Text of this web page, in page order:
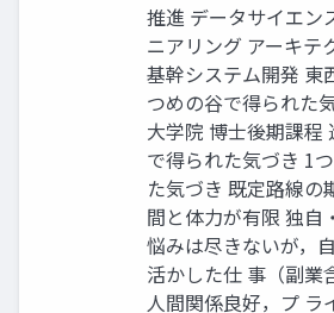
推進 データサイエン
ニアリング アーキテ
基幹システム開発 東
つめの谷で得られた
大学院 博士後期課程
で得られた気づき 1
た気づき 既定路線の
間と体力が有限 独自
悩みは尽きないが，
活かした仕 事（副業
人間関係良好，プ ラ